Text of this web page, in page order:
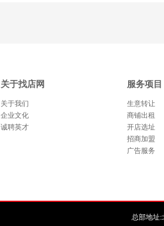
关于找店网
关于我们
企业文化
诚聘英才
服务项目
生意转让
商铺出租
开店选址
招商加盟
广告服务
总部地址: